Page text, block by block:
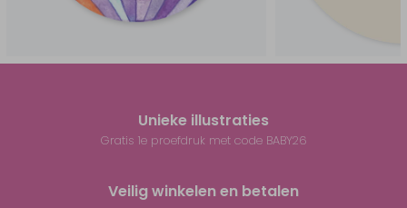
Unieke illustraties
Gratis 1e proefdruk met code BABY26
Veilig winkelen en betalen